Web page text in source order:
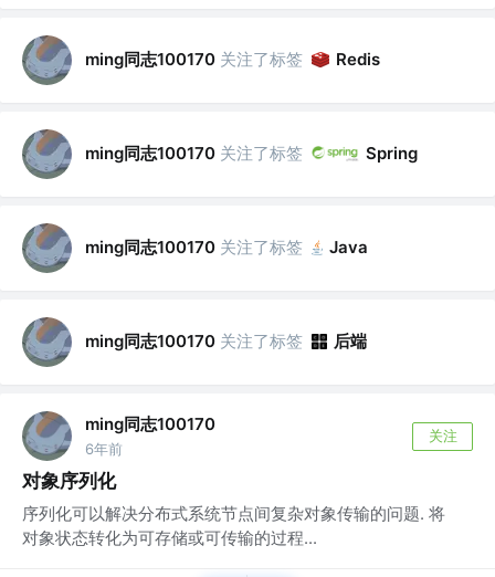
ming同志100170 关注了标签 Redis
ming同志100170 关注了标签 Spring
ming同志100170 关注了标签 Java
ming同志100170 关注了标签 后端
ming同志100170
6年前
关注
对象序列化
序列化可以解决分布式系统节点间复杂对象传输的问题. 将
对象状态转化为可存储或可传输的过程...